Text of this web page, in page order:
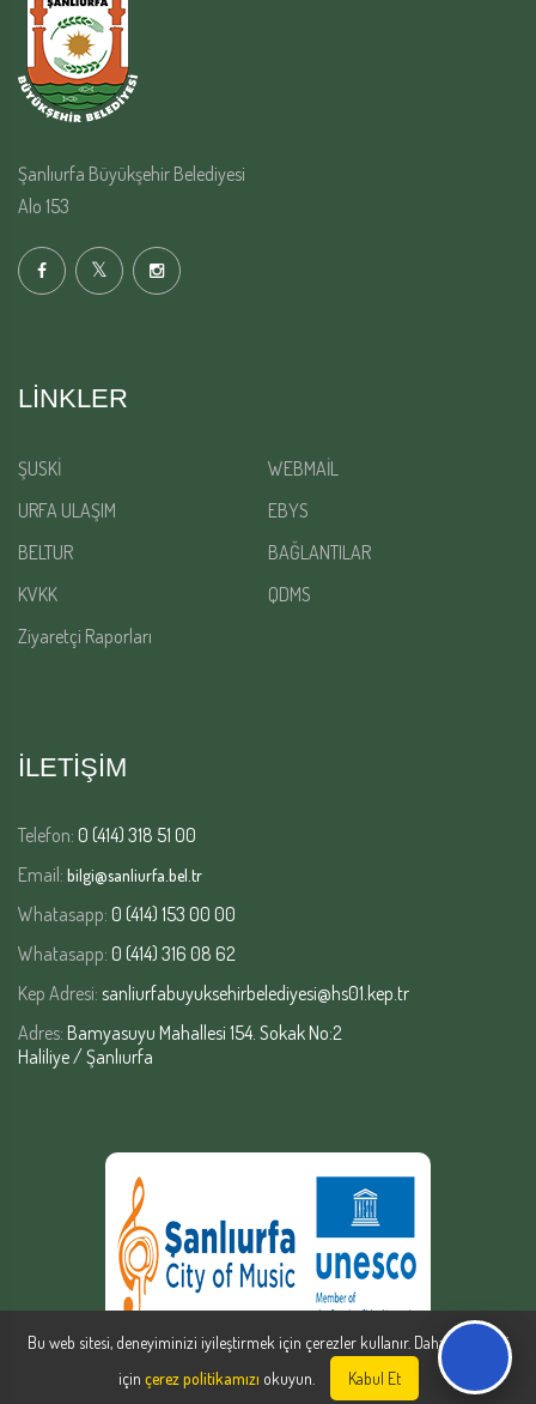
Şanlıurfa Büyükşehir Belediyesi
Alo 153
LINKLER
ŞUSKİ
WEBMAİL
URFA ULAŞIM
EBYS
BELTUR
BAĞLANTILAR
KVKK
QDMS
Ziyaretçi Raporları
İLETİŞİM
Telefon: 0 (414) 318 51 00
Email: bilgi@sanliurfa.bel.tr
Whatasapp: 0 (414) 153 00 00
Whatasapp: 0 (414) 316 08 62
Kep Adresi: sanliurfabuyuksehirbelediyesi@hs01.kep.tr
Adres: Bamyasuyu Mahallesi 154. Sokak No:2
Haliliye / Şanlıurfa
Bu web sitesi, deneyiminizi iyileştirmek için çerezler kullanır. Daha fazla bilgi
için çerez politikamızı okuyun. Kabul Et